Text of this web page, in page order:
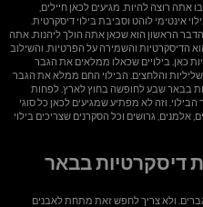
רוצה להיות. מגיעים לכאן חיילים,
אינטימי לוהט וסביבת בילוי דיסקרטית.
הראשון הוא שכאן אתה הולך ליהנות. אתה
הדיסקרטיות והשמירה על הפרטיות. והשילוב
כאן. בילויים שכאלו ממלאים את הגבר
והלחצים. הבילוי החם ממלא את הגבר
בבאר שבע לחופשה בחוץ לארץ. לפחות
וזה לא מפתיע שמגיעים לכאן כל סוגי
אלמנים, גרושים וכל הסקרנים שצריכים בילוי
דיסקרטיות בבאר
ולא צריך לחפש זאת מתחת לאבנים